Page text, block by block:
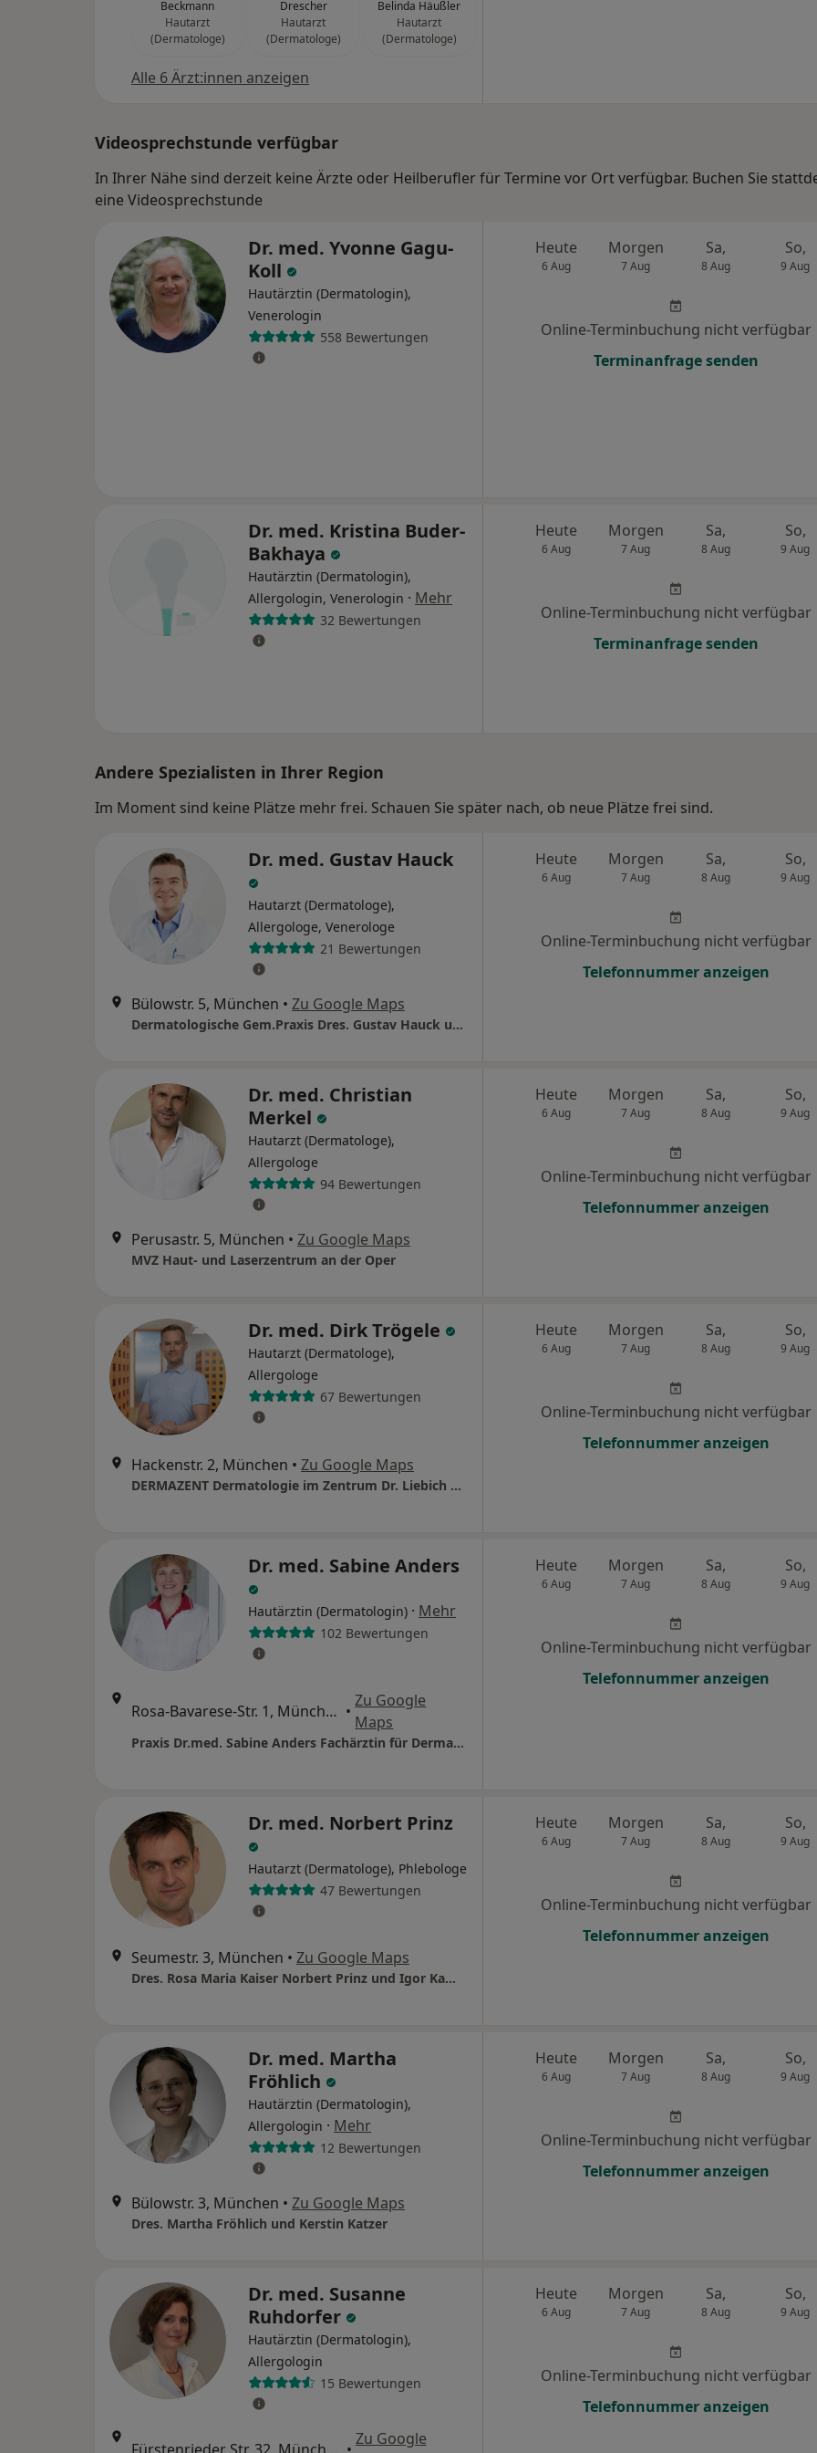
Beckmann
Hautarzt
(Dermatologe)
Drescher
Hautarzt
(Dermatologe)
Belinda Häußler
Hautarzt
(Dermatologe)
Alle 6 Ärzt:innen anzeigen
Videosprechstunde verfügbar
In Ihrer Nähe sind derzeit keine Ärzte oder Heilberufler für Termine vor Ort verfügbar. Buchen Sie
eine Videosprechstunde
Dr. med. Yvonne Gagu-
Koll
Hautärztin (Dermatologin),
Venerologin
558 Bewertungen
Heute
6 Aug
Morgen
7 Aug
Sa,
8 Aug
So,
9 Aug
Online-Terminbuchung nicht verfügbar
Terminanfrage senden
Dr. med. Kristina Buder-
Bakhaya
Hautärztin (Dermatologin),
Allergologin, Venerologin · Mehr
32 Bewertungen
Heute
6 Aug
Morgen
7 Aug
Sa,
8 Aug
So,
9 Aug
Online-Terminbuchung nicht verfügbar
Terminanfrage senden
Andere Spezialisten in Ihrer Region
Im Moment sind keine Plätze mehr frei. Schauen Sie später nach, ob neue Plätze frei sind.
Dr. med. Gustav Hauck
Hautarzt (Dermatologe),
Allergologe, Venerologe
21 Bewertungen
Bülowstr. 5, München • Zu Google Maps
Dermatologische Gem.Praxis Dres. Gustav Hauck und Anna Hauck
Heute
6 Aug
Morgen
7 Aug
Sa,
8 Aug
So,
9 Aug
Online-Terminbuchung nicht verfügbar
Telefonnummer anzeigen
Dr. med. Christian
Merkel
Hautarzt (Dermatologe),
Allergologe
94 Bewertungen
Perusastr. 5, München • Zu Google Maps
MVZ Haut- und Laserzentrum an der Oper
Heute
6 Aug
Morgen
7 Aug
Sa,
8 Aug
So,
9 Aug
Online-Terminbuchung nicht verfügbar
Telefonnummer anzeigen
Dr. med. Dirk Trögele
Hautarzt (Dermatologe),
Allergologe
67 Bewertungen
Hackenstr. 2, München • Zu Google Maps
DERMAZENT Dermatologie im Zentrum Dr. Liebich & Kollegen
Heute
6 Aug
Morgen
7 Aug
Sa,
8 Aug
So,
9 Aug
Online-Terminbuchung nicht verfügbar
Telefonnummer anzeigen
Dr. med. Sabine Anders
Hautärztin (Dermatologin) · Mehr
102 Bewertungen
Rosa-Bavarese-Str. 1, München •
Zu Google
Maps
Praxis Dr.med. Sabine Anders Fachärztin für Dermatologie
Heute
6 Aug
Morgen
7 Aug
Sa,
8 Aug
So,
9 Aug
Online-Terminbuchung nicht verfügbar
Telefonnummer anzeigen
Dr. med. Norbert Prinz
Hautarzt (Dermatologe), Phlebologe
47 Bewertungen
Seumestr. 3, München • Zu Google Maps
Dres. Rosa Maria Kaiser Norbert Prinz und Igor Kamionek
Heute
6 Aug
Morgen
7 Aug
Sa,
8 Aug
So,
9 Aug
Online-Terminbuchung nicht verfügbar
Telefonnummer anzeigen
Dr. med. Martha
Fröhlich
Hautärztin (Dermatologin),
Allergologin · Mehr
12 Bewertungen
Bülowstr. 3, München • Zu Google Maps
Dres. Martha Fröhlich und Kerstin Katzer
Heute
6 Aug
Morgen
7 Aug
Sa,
8 Aug
So,
9 Aug
Online-Terminbuchung nicht verfügbar
Telefonnummer anzeigen
Dr. med. Susanne
Ruhdorfer
Hautärztin (Dermatologin),
Allergologin
15 Bewertungen
Zu Google
Heute
6 Aug
Morgen
7 Aug
Sa,
8 Aug
So,
9 Aug
Online-Terminbuchung nicht verfügbar
Telefonnummer anzeigen